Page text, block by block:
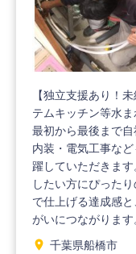
【独立支援あり！
テムキッチン等水
最初から最後まで
内装・電気工事な
躍していただきま
したい方にぴった
で仕上げる達成感
がいにつながります
location_on 千葉県船橋市